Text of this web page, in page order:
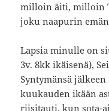
milloin äiti, milloin
joku naapurin
Lapsia minulle on
3v. 8kk ikäisenä),
Syntymänsä
kuukauden ikään
riisitauti, kun sota-